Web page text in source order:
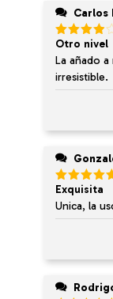
Carlos
Valorado
en4de
5
Otro nivel
La añado
irresistible.
Valorado
en5de 5
Exquisita
Unica, la